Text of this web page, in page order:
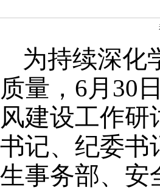
为持续深化
质量， 6月 30
风建设工作研
书记、 纪委书
生事务部、安